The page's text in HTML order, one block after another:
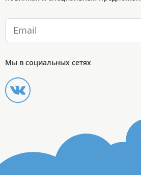
Мы в социальных сетях